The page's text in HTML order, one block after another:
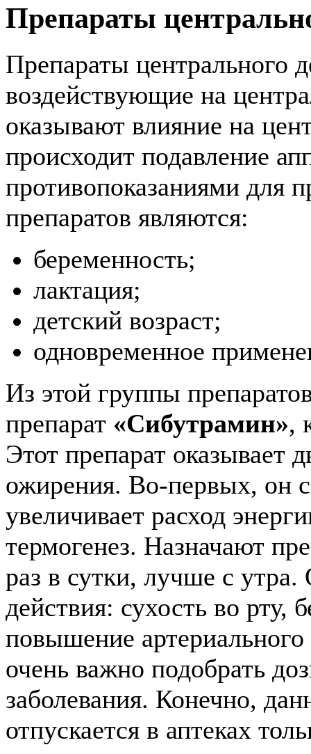
Препараты
Препараты центрального
воздействующие на
оказывают влияние на
происходит подавление
противопоказаниями для
препаратов являются:
беременность;
лактация;
детский возраст;
одновременное
Из этой группы
препарат «Сибутрамин»,
Этот препарат оказывает
ожирения. Во-первых, он
увеличивает расход
термогенез. Назначают
раз в сутки, лучше с
действия: сухость во рту,
повышение
очень важно подобрать
заболевания. Конечно,
отпускается в аптеках